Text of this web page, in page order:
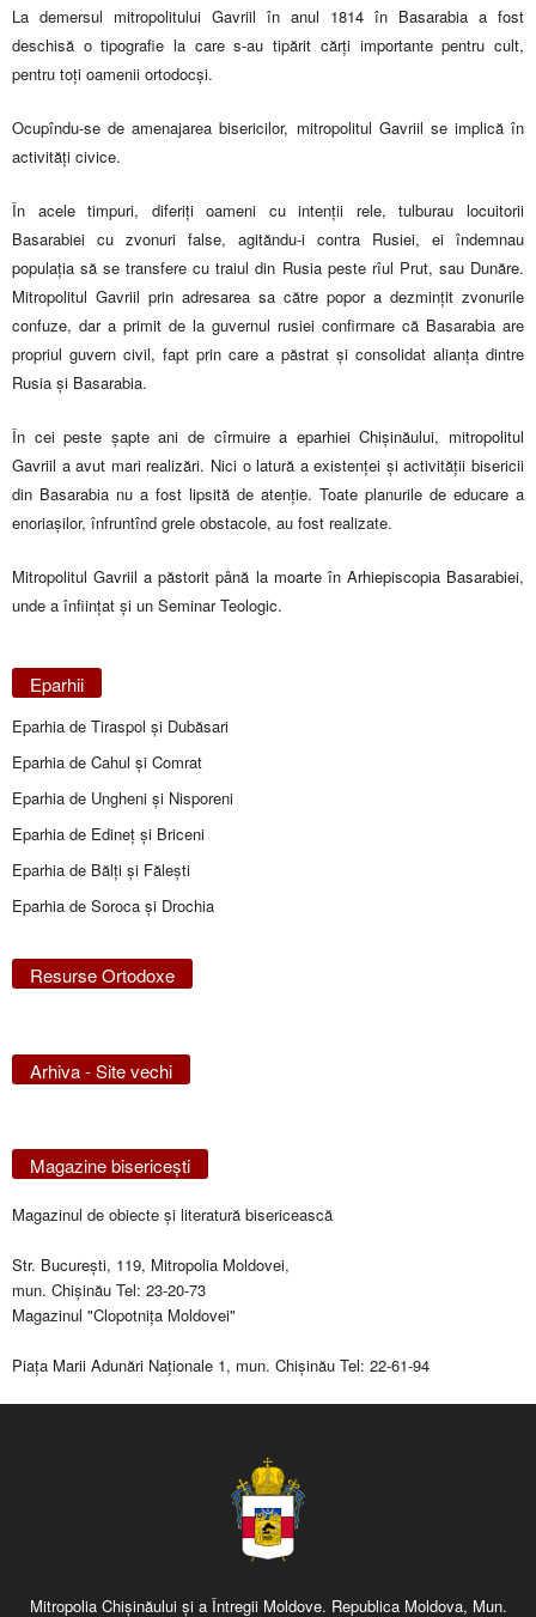
La demersul mitropolitului Gavriil în anul 1814 în Basarabia a fost
deschisă o tipografie la care s-au tipărit cărţi importante pentru cult,
pentru toţi oamenii ortodocşi.
Ocupîndu-se de amenajarea bisericilor, mitropolitul Gavriil se implică în
activităţi civice.
În acele timpuri, diferiţi oameni cu intenţii rele, tulburau locuitorii
Basarabiei cu zvonuri false, agităndu-i contra Rusiei, ei îndemnau
populaţia să se transfere cu traiul din Rusia peste rîul Prut, sau Dunăre.
Mitropolitul Gavriil prin adresarea sa către popor a dezminţit zvonurile
confuze, dar a primit de la guvernul rusiei confirmare că Basarabia are
propriul guvern civil, fapt prin care a păstrat şi consolidat alianţa dintre
Rusia şi Basarabia.
În cei peste şapte ani de cîrmuire a eparhiei Chişinăului, mitropolitul
Gavriil a avut mari realizări. Nici o latură a existenţei şi activităţii bisericii
din Basarabia nu a fost lipsită de atenţie. Toate planurile de educare a
enoriaşilor, înfruntînd grele obstacole, au fost realizate.
Mitropolitul Gavriil a păstorit până la moarte în Arhiepiscopia Basarabiei,
unde a înfiinţat și un Seminar Teologic.
Eparhii
Eparhia de Tiraspol și Dubăsari
Eparhia de Cahul și Comrat
Eparhia de Ungheni și Nisporeni
Eparhia de Edineţ şi Briceni
Eparhia de Bălţi şi Făleşti
Eparhia de Soroca și Drochia
Resurse Ortodoxe
Arhiva - Site vechi
Magazine bisericeşti
Magazinul de obiecte şi literatură bisericească
Str. Bucureşti, 119, Mitropolia Moldovei,
mun. Chişinău Tel: 23-20-73
Magazinul "Clopotniţa Moldovei"
Piaţa Marii Adunări Naţionale 1, mun. Chişinău Tel: 22-61-94
Mitropolia Chişinăului şi a Întregii Moldove. Republica Moldova, Mun.